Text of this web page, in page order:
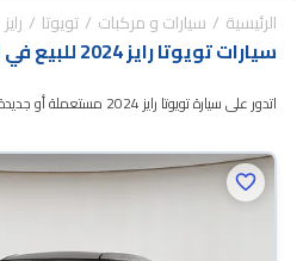
الرئيسية سيارات و مركبات تويوتا رايز
سيارات تويوتا رايز 2024 للبيع في السعودية
اتدور على سيارة تويوتا
وتحجزها أونلاين، وبتوصلك لين باب بيتك.